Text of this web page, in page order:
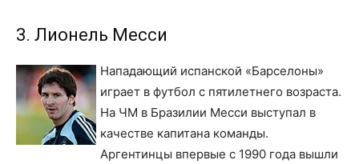
3. Лионель Месси
Нападающий испанской «Барселоны»
играет в футбол с пятилетнего возраста.
На ЧМ в Бразилии Месси выступал в
качестве капитана команды.
Аргентинцы впервые с 1990 года вышли